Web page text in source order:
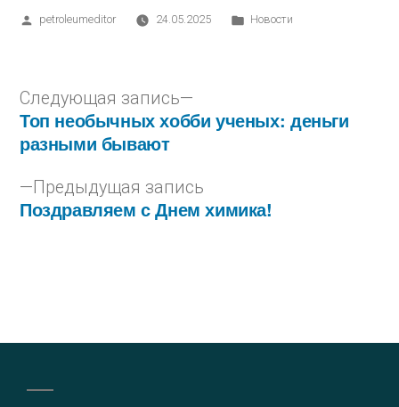
petroleumeditor 24.05.2025 Новости
Предыдущая запись
Поздравляем с Днем химика!
Следующая запись
Топ необычных хобби ученых: деньги
разными бывают